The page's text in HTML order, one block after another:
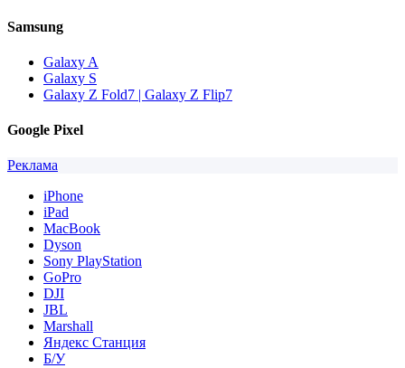
Samsung
Galaxy A
Galaxy S
Galaxy Z Fold7 | Galaxy Z Flip7
Google Pixel
Реклама
iPhone
iPad
MacBook
Dyson
Sony PlayStation
GoPro
DJI
JBL
Marshall
Яндекс Станция
Б/У